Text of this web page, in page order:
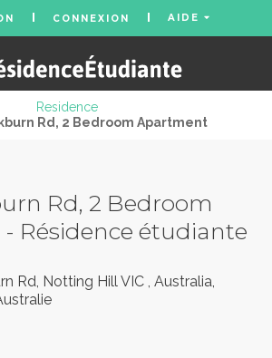
CONNEXION AIDE
Residence
Rd, 2 Bedroom Apartment
Rd, 2 Bedroom
Résidence étudiante
Rd, Notting Hill VIC , Australia,